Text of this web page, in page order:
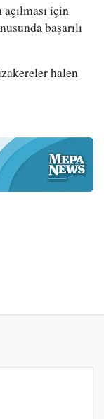
için
başarılı
halen